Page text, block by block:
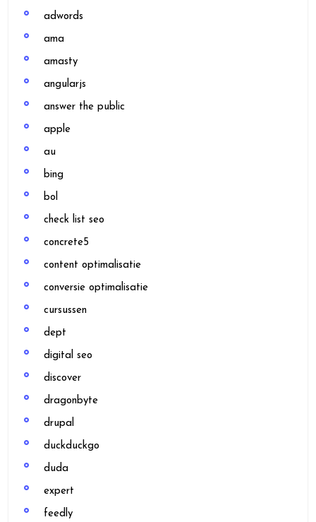
adwords
ama
amasty
angularjs
answer the public
apple
au
bing
bol
check list seo
concrete5
content optimalisatie
conversie optimalisatie
cursussen
dept
digital seo
discover
dragonbyte
drupal
duckduckgo
duda
expert
feedly